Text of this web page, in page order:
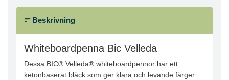
Beskrivning
Whiteboardpenna Bic Velleda
Dessa BIC® Velleda® whiteboardpennor har ett
ketonbaserat bläck som ger klara och levande färger.